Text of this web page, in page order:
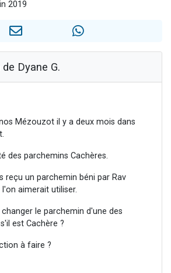
12 nouvelles musiques dans Torah-Box Music
2 personnes viennent de nous rejoindre sur WhatsApp
2019
Dyane G.
Mézouzot il y a deux mois dans
des parchemins Cachères.
reçu un parchemin béni par Rav
aimerait utiliser.
le parchemin d'une des
est Cachère ?
à faire ?